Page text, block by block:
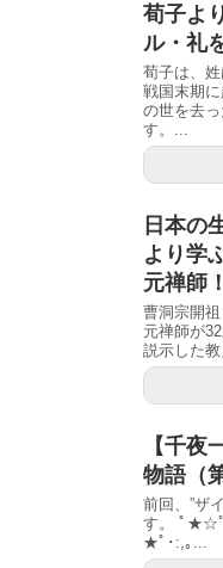
荀子よ
ル・礼
荀子は、姓
戦国末期
の世を去
す。...
日本の
より学
元禅師！
曹洞宗開
元禅師が
説示した教
【千
物語（
前回、”ザ
す。 ﾟ★☆
★ﾟ･:,｡...